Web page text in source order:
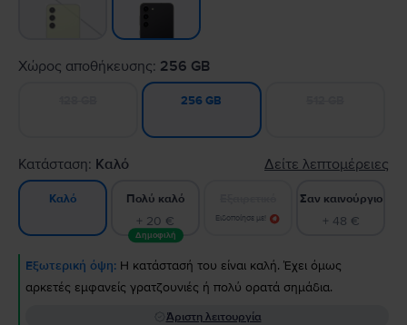
Χώρος αποθήκευσης: 256 GB
256 GB
Κατάσταση: Καλό Δείτε λεπτομέρειες
Καλό Πολύ καλό
+ 20 €
Δημοφιλή
Ειδοποίησε με!
Σαν καινούργιο
+ 48 €
Εξωτερική όψη: Η κατάστασή του είναι καλή. Έχει όμως
αρκετές εμφανείς γρατζουνιές ή πολύ ορατά σημάδια.
Άριστη λειτουργία